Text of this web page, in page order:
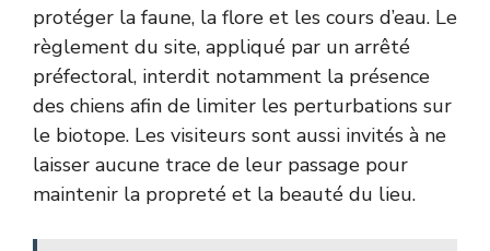
protéger la faune, la flore et les cours d’eau. Le
règlement du site, appliqué par un arrêté
préfectoral, interdit notamment la présence
des chiens afin de limiter les perturbations sur
le biotope. Les visiteurs sont aussi invités à ne
laisser aucune trace de leur passage pour
maintenir la propreté et la beauté du lieu.